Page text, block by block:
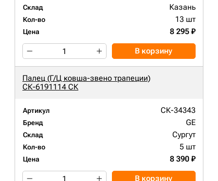
Склад Казань
Кол-во 13 шт
Цена 8 295 ₽
В корзину
Палец (Г/Ц ковша-звено трапеции)
СК-6191114 СК
Артикул СК-34343
Бренд GE
Склад Сургут
Кол-во 5 шт
Цена 8 390 ₽
В корзину